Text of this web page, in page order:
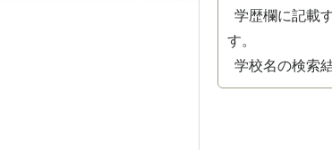
学歴欄に記載
す。
学校名の検索